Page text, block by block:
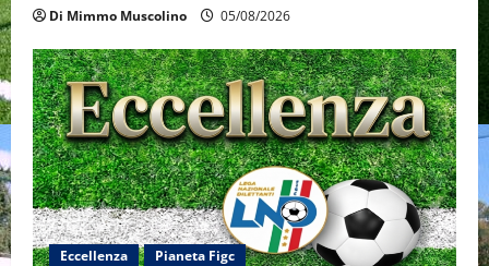
Di Mimmo Muscolino 05/08/2026
Eccellenza Pianeta Figc